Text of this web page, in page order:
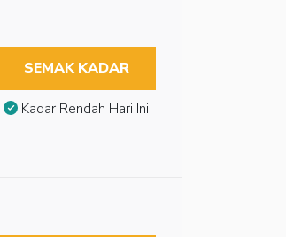
SEMAK KADAR
Kadar Rendah Hari Ini